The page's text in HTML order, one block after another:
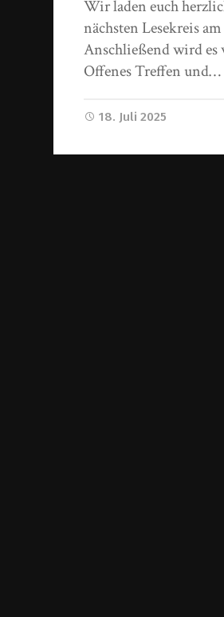
Wir laden euch
nächsten Lesekreis
Anschließend wird es
Offenes Treffen und…
18. Juli 2025